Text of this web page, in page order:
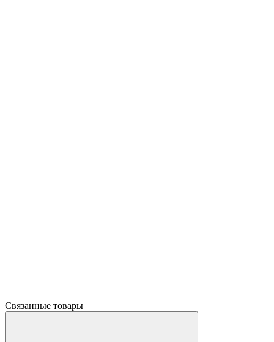
Связанные товары